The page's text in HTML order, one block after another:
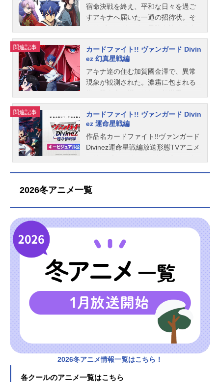
ez放送形態TVアニメシリーズカード
ファイト!!ヴァンガードスケジュール
0日（土）テレビ東京ほか話数全13話
キャスト明導アキナ：宮田俊哉ガブ
エリウス：福山潤明導ヒカリ：幸村
恵理員弁ナオ：西尾夕香呼続スオ
ウ：川島零士西塔ミコト：岩田陽葵
ノリ：森嶋秀太大倉メグミ：進藤あ
まねスタッフ製作総指揮・原案：木
谷高明原作：ブシロード 伊藤彰キ
ャラクターデザイン原案：CLAMP監
督：山田卓シリーズ構成：校條春
督：小栗寛子プロップデザイン：多
人の宿命者カードの所有者を引き連
れたシヴィルトは、勝利した者たち
戦」の開幕を宣言する。運命vs宿
命、因縁と思惑が交差する激しい戦
いが始まった！作品名カードファイ
ト!!ヴァンガードDivinezSeason2放
送形態TVアニメシリーズカードファ
ール2024年7月6日（土）〜2024年1
0月12日（土）テレビ東京ほか話数全
13話キャスト明導アキナ：宮田俊哉
ガブエリウス：福山潤明導ヒカリ：
幸村恵理員弁ナオ：西尾夕香呼続ス
理恵藍川クオン：島﨑信長鼎セン
キ：山下大輝スタッフ製作総指揮・
伊藤彰キャラクターデザイン原案：C
條春 大西雄仁キャラクターデザイ
ン：永作友克 齊田博之総作画監
宿命決戦を終え、平和な日々を過ご
すアキナへ届いた一通の招待状。そ
会「デラックス」への参加権利だっ
た！熱き戦いの火蓋が、再び切られ
る！さらに、ナオから師匠と呼ばれ
る男が現れ――「君は、何のために
ヴァンガードをやっているんだ？」
Divinezデラックス編放送形態TVアニ
メシリーズカードファイト!!ヴァンガ
ードDivinezスケジュール2025年1月1
1日（土）～2025年4月19日（土）テ
レビ愛知・テレビ東京系列6局ネット
香呼続スオウ：川島零士明星エリ
グミ：進藤あまね狐芝ライカ：小笠
ミレイ：中島由貴ギィ：白石晴香ス
原作：ブシロード 伊藤彰監督：山
田卓キャラクターデザイン原案：CL
仁キャラクターデザイン：永作友
克 齊田博之総作画監督：永作友
克 PARKGayoungユニット作画監
督：小栗寛子カード演出：山本浩暉
プロップデザイン：多田靖子 国吉
杏...
関連記事
カードファイト!! ヴァンガード Divin
ez 幻真星戦編
アキナ達の住む加賀國金澤で、異常
現象が観測された。濃霧に包まれる
―赫き月の昇る夜、彼らは"幻影(ファ
ントム)"となる。幻世界に迷い込んだ
アキナ達の前に”幻影(ファントム)フ
ァイター”が立ちはだかる。対抗でき
るのは、カードに選ばれた特別な”幻
挑め。作品名カードファイト!!ヴァン
ンガードDivinezスケジュール2026年
（土）テレビ愛知・テレ東系列6局ネ
キナ：宮田俊哉ガブエリウス：福山
潤ヴェイズルーグ（スマホ）：子安
ルミ：長谷川育美伏見リュウガ：岡
本信彦八雲カゲツ：大塚剛央員弁ナ
オ：西尾夕香西塔ミコト：岩田陽葵
廻間ミチル：佐久間大介大倉メグ
ミ：進藤あまね伊勢木マサノリ：森
嶋秀太狐芝ライカ：小笠原仁スタッ
フ製作総指揮・原案：木谷高明原
作：ブシロード 伊藤彰監督：山田
関連記事
カードファイト!! ヴァンガード Divin
ez 運命星戦編
作品名カードファイト!!ヴァンガード
Divinez運命星戦編放送形態TVアニメ
レビ愛知・テレ東系列6局ネットほか
石川クルミ（赫月）：長谷川育美明
カナミ：夏吉ゆうこスタッフ製作総
ード 伊藤彰キャラクターデザイン
原案：CLAMPシリーズ構成：校條
ン：永作友克 齊田博之総作画監
督：永作友克 PARKGayoungユニッ
ト作画監督：小栗寛子カード演出：
井上雄太ロゴデザイン：鎌田誠美術
設定：石森連美術監督：李春3DCGデ
ィレクター：西野隼人色彩設計：小
宮ひかり撮影監督：大友志優音響監
督：明田川仁音響効果：馬場將実編
2026冬アニメ一覧
2026冬アニメ情報一覧はこちら！
各クールのアニメ一覧はこちら